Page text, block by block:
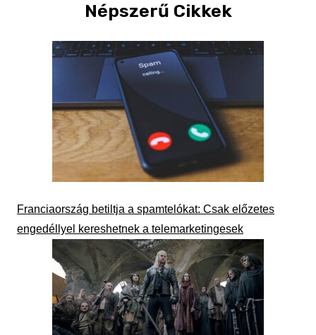
Népszerű Cikkek
Franciaország betiltja a spamtelókat: Csak előzetes
engedéllyel kereshetnek a telemarketingesek